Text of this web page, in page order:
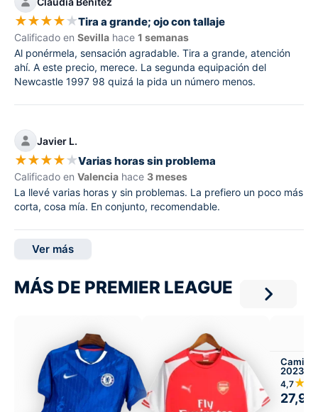
★★★★★Tira a grande; ojo con tallaje
Calificado en Sevilla hace 1 semanas
Al ponérmela, sensación agradable. Tira a grande, atención
ahí. A este precio, merece. La segunda equipación del
Newcastle 1997 98 quizá la pida un número menos.
Javier L.
★★★★★Varias horas sin problema
Calificado en Valencia hace 3 meses
La llevé varias horas y sin problemas. La prefiero un poco más
corta, cosa mía. En conjunto, recomendable.
Ver más
MÁS DE PREMIER LEAGUE
2023-
4,7
27,99